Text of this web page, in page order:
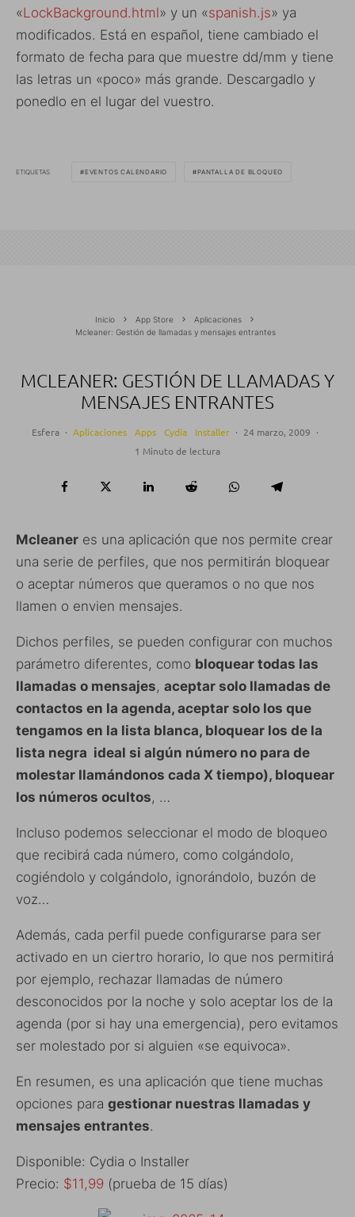
«LockBackground.html» y un «spanish.js» ya
modificados. Está en español, tiene cambiado el
formato de fecha para que muestre dd/mm y tiene
las letras un «poco» más grande. Descargadlo y
ponedlo en el lugar del vuestro.
ETIQUETAS EVENTOS CALENDARIO PANTALLA DE BLOQUEO
Inicio App Store
Aplicaciones
Mcleaner: Gestión de llamadas y mensajes entrantes
MCLEANER: GESTIÓN DE LLAMADAS Y
MENSAJES ENTRANTES
Esfera · Aplicaciones Apps Cydia Installer · 24 marzo, 2009 ·
1 Minuto de lectura
Mcleaner es una aplicación que nos permite crear
una serie de perfiles, que nos permitirán bloquear
o aceptar números que queramos o no que nos
llamen o envien mensajes.
Dichos perfiles, se pueden configurar con muchos
parámetro diferentes, como bloquear todas las
llamadas o mensajes, aceptar solo llamadas de
contactos en la agenda, aceptar solo los que
tengamos en la lista blanca, bloquear los de la
lista negra ideal si algún número no para de
molestar llamándonos cada X tiempo), bloquear
los números ocultos, …
Incluso podemos seleccionar el modo de bloqueo
que recibirá cada número, como colgándolo,
cogiéndolo y colgándolo, ignorándolo, buzón de
voz…
Además, cada perfil puede configurarse para ser
activado en un ciertro horario, lo que nos permitirá
por ejemplo, rechazar llamadas de número
desconocidos por la noche y solo aceptar los de la
agenda (por si hay una emergencia), pero evitamos
ser molestado por si alguien «se equivoca».
En resumen, es una aplicación que tiene muchas
opciones para gestionar nuestras llamadas y
mensajes entrantes.
Disponible: Cydia o Installer
Precio: $11,99 (prueba de 15 días)